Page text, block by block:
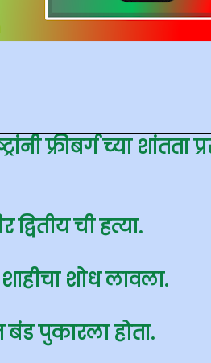
फ्रीबर्ग च्या शांतता
ची हत्या.
शोध लावला.
बंड पुकारला होता.